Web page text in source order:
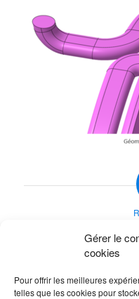
Gérer le
cookies
Pour offrir les meilleures
telles que les cookies pour
Laisser un